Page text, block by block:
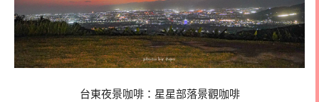
台東夜景咖啡：星星部落景觀咖啡